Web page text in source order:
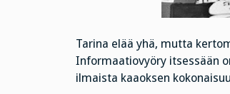
Tarina elää yhä, mutta
Informaatiovyöry itsessään
ilmaista kaaoksen